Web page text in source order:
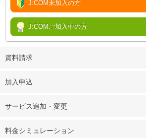
J:COM未加入の方
J:COMご加入中の方
資料請求
加入申込
サービス追加・変更
料金シミュレーション